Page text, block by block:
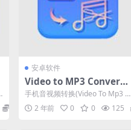
安卓软件
Video to MP3 Converte
r v3.0.0.215视频音频转
换器
手机音视频转换(Video To Mp3 C
onverter)支持多种格式的音频...
2 年前 0 0 125